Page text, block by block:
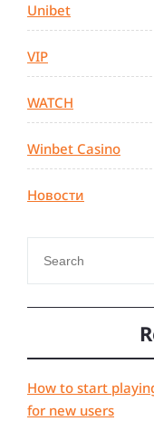
Unibet
VIP
WATCH
Winbet Casino
Новости
How to start
for new users